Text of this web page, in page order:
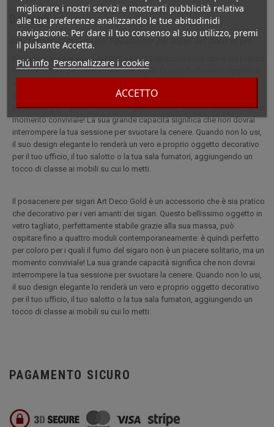
migliorare i nostri servizi e mostrarti pubblicità relativa
alle tue preferenze analizzando le tue abitudinidi
navigazione. Per dare il tuo consenso al suo utilizzo, premi
il pulsante Accetta.
Piú info Personalizzare i cookie
ACCETTO
Dettagli
Descrizione completa per Posacenere per sigari Art Deco in oro
Il posacenere per sigari Art Deco Gold è un accessorio che è sia pratico
che decorativo per i veri amanti dei sigari. Questo bellissimo oggetto in
ospitare fino a quattro moduli contemporaneamente: è quindi perfetto
per coloro per i quali il fumo del sigaro non è un piacere solitario, ma un
momento conviviale! La sua grande capacità significa che non dovrai
interrompere la tua sessione per svuotare la cenere. Quando non lo usi,
il suo design elegante lo renderà un vero e proprio oggetto decorativo
per il tuo ufficio, il tuo salotto o la tua sala fumatori, aggiungendo un
tocco di classe ai mobili su cui lo metti.
Il posacenere per sigari Art Deco Gold è un accessorio che è sia pratico
che decorativo per i veri amanti dei sigari. Questo bellissimo oggetto in
vetro tagliato, perfettamente stabile grazie alla sua massa, può
ospitare fino a quattro moduli contemporaneamente: è quindi perfetto
per coloro per i quali il fumo del sigaro non è un piacere solitario, ma un
momento conviviale! La sua grande capacità significa che non dovrai
interrompere la tua sessione per svuotare la cenere. Quando non lo usi,
il suo design elegante lo renderà un vero e proprio oggetto decorativo
per il tuo ufficio, il tuo salotto o la tua sala fumatori, aggiungendo un
tocco di classe ai mobili su cui lo metti.
PAGAMENTO SICURO